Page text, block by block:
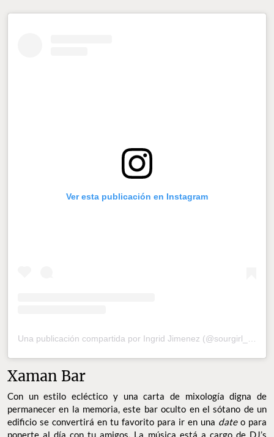
Ver esta publicación en Instagram
Una publicación compartida por Ingrid Jimenez (@sourgirl_11)
Xaman Bar
Con un estilo ecléctico y una carta de mixología digna de
permanecer en la memoria, este bar oculto en el sótano de un
edificio se convertirá en tu favorito para ir en una dateo para
ponerte al día con tu amigos. La música está a cargo de DJ’s